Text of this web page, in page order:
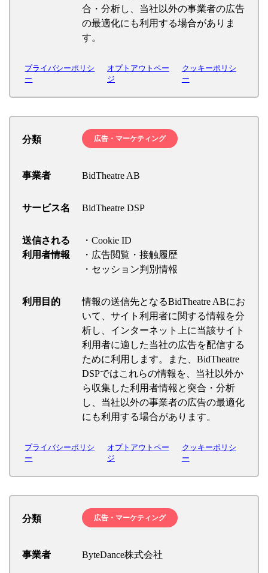
合・分析し、当社以外の事業者の広告
の最適化にも利用する場合がありま
す。
プライバシーポリシ
ー
オプトアウトペー
ジ
クッキーポリシ
ー
分類 広告・マーケティング
事業者 BidTheatre AB
サービス名 BidTheatre DSP
送信される
利用者情報
・Cookie ID
・広告閲覧・接触履歴
・セッション判別情報
利用目的
情報の送信先となるBidTheatre ABにお
いて、サイト利用者に関する情報を分
析し、インターネット上に当該サイト
利用者に適した当社の広告を配信する
ために利用します。また、BidTheatre
DSPではこれらの情報を、当社以外か
ら収集した利用者情報と突合・分析
し、当社以外の事業者の広告の最適化
にも利用する場合があります。
プライバシーポリシ
ー
オプトアウトペー
ジ
クッキーポリシ
ー
分類 広告・マーケティング
事業者 ByteDance株式会社